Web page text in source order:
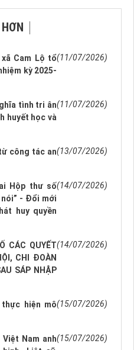
Cam Lộ tổ
kỳ 2025-
(11/07/2026)
tình tri ân
huyết học và
(11/07/2026)
công tác an(13/07/2026)
Hộp thư số
- Đổi mới
huy quyền
(14/07/2026)
CÁC QUYẾT
CHI ĐOÀN
SÁP NHẬP
(14/07/2026)
hiện mô(15/07/2026)
Nam anh(15/07/2026)